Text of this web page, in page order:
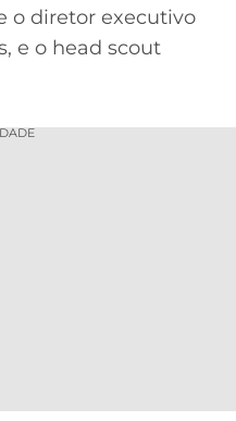
o diretor executivo
e o head scout